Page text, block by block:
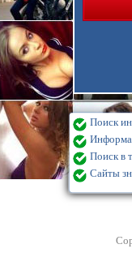
Поиск
Поиск в
Сайты